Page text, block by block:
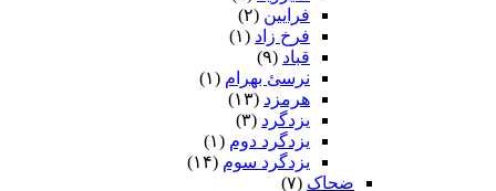
فرایین (۲)
فرخ زاد (۱)
قباد (۹)
نرسئ بهرام‏ (۱)
هرمزد (۱۳)
یزدگرد (۳)
یزدگرد دوم (۱)
یزدگرد سوم (۱۴)
ضحاک (۷)